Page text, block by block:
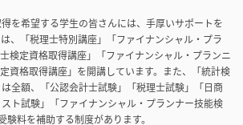
を希望する学生の皆さんには、手厚いサポートを
、「税理士特別講座」「ファイナンシャル・プラ
検定資格取得講座」「ファイナンシャル・プランニ
資格取得講座」を開講しています。また、「統計検
全額、「公認会計士試験」「税理士試験」「日商
ト試験」「ファイナンシャル・プランナー技能検
験料を補助する制度があります。